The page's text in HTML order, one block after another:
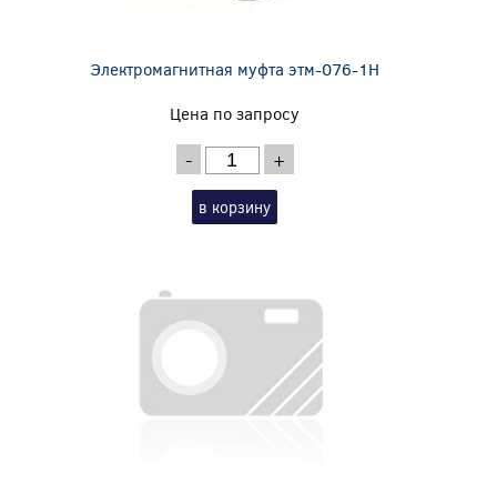
Электромагнитная муфта этм-076-1Н
Цена по запросу
- +
в корзину